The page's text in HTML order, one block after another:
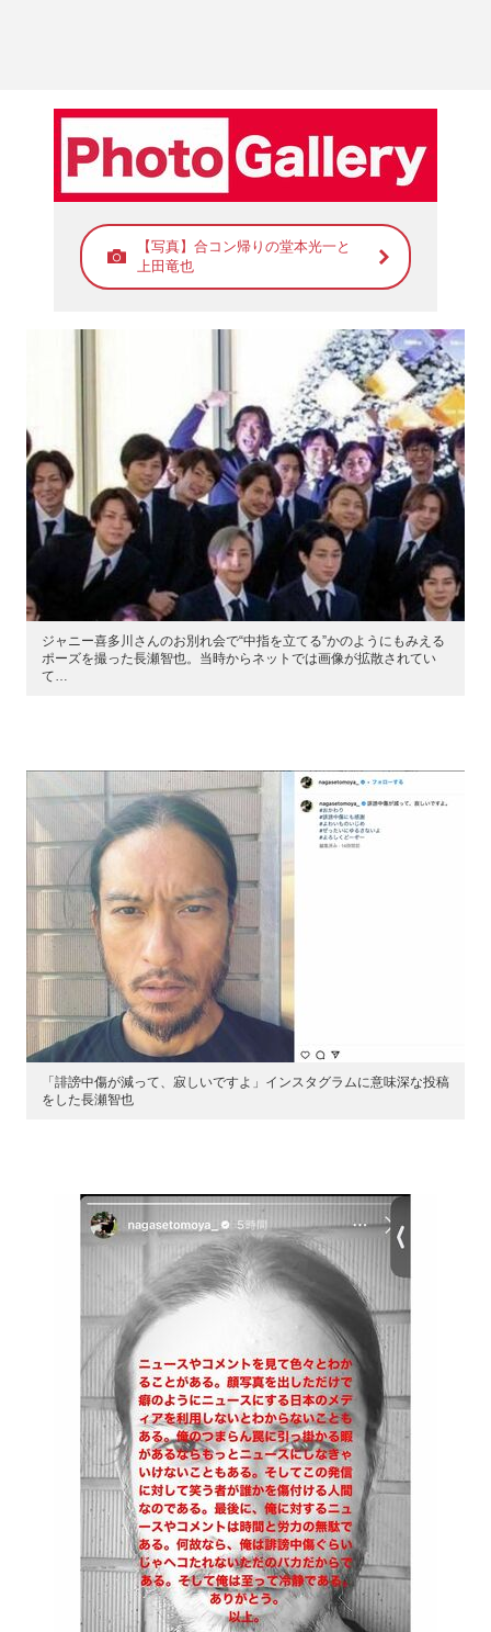
【写真】合コン帰りの堂本光一と
上田竜也
ジャニー喜多川さんのお別れ会で“中指を立てる”かのようにもみえる
ポーズを撮った長瀬智也。当時からネットでは画像が拡散されてい
て…
「誹謗中傷が減って、寂しいですよ」インスタグラムに意味深な投稿
をした長瀬智也